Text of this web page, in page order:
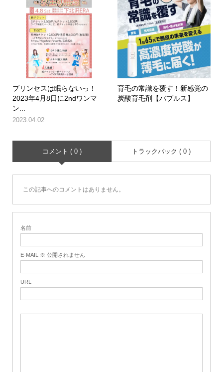
プリンセスは眠らないっ！
2023年4月8日に2ndワンマ
ン...
2023.04.02
育毛の常識を覆す！新感覚の
炭酸育毛剤【バブルス】
コメント ( 0 ) トラックバック ( 0 )
この記事へのコメントはありません。
名前
E-MAIL ※ 公開されません
URL